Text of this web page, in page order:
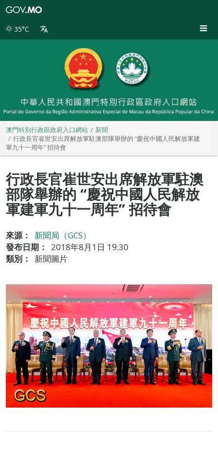
別
35°C
澳門特別行政區政府入口網站
新聞
行政長官崔世安出席解放軍駐澳部隊舉辦的 “慶祝中國人民解放軍建
軍九十一周年” 招待會
行政長官崔世安出席解放軍駐澳
部隊舉辦的 “慶祝中國人民解放
軍建軍九十一周年” 招待會
來源：
新聞局（GCS）
發布日期：
2018年8月1日 19:30
類別：
新聞圖片